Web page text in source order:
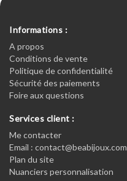
Informations :
A propos
Conditions de vente
Politique de confidentialité
Sécurité des paiements
Foire aux questions
Services client :
Me contacter
Email : contact@beabijoux.com
Plan du site
Nuanciers personnalisation